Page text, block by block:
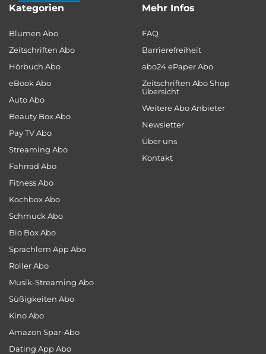
Kategorien
Blumen Abo
Zeitschriften Abo
Hörbuch Abo
eBook Abo
Auto Abo
Beauty Box Abo
Pay TV Abo
Streaming Abo
Fahrrad Abo
Fitness Abo
Kochbox Abo
Schmuck Abo
Bio Box Abo
Sprachlern App Abo
Roller Abo
Musik-Streaming Abo
Süßigkeiten Abo
Kino Abo
Amazon Spar-Abo
Dating App Abo
Mehr Infos
FAQ
Barrierefreiheit
abo24 ePaper Abo
Zeitschriften Abo Shop
Übersicht
Weitere Abo Anbieter
Newsletter
Über uns
Kontakt